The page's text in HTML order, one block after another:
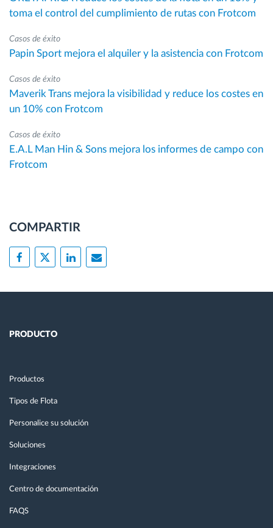
toma el control del cumplimiento de rutas con Frotcom
Casos de éxito
Papin Sport mejora el alquiler y la asistencia con Frotcom
Casos de éxito
Maverik Trans mejora la visibilidad y reduce los costes en
un 10% con Frotcom
Casos de éxito
E.A.L Man Hin & Sons mejora los informes de campo con
Frotcom
COMPARTIR
PRODUCTO
Productos
Tipos de Flota
Personalice su solución
Soluciones
Integraciones
Centro de documentación
FAQS